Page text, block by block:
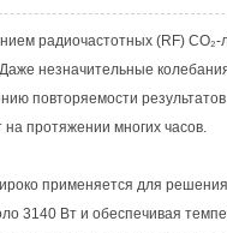
радиочастотных (RF)
незначительные
повторяемости
на протяжении многих часов.
применяется для
3140 Вт и обеспечивая